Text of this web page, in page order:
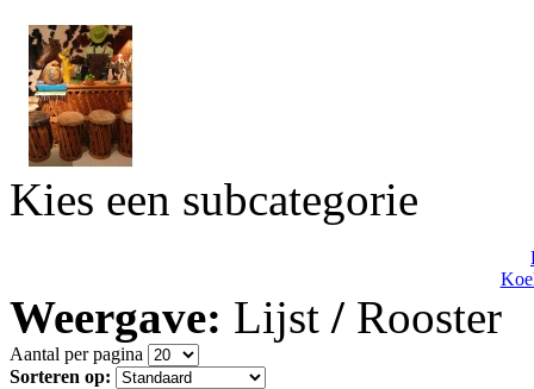
Kies een subcategorie
Weergave: Lijst / Rooster
Aantal per pagina
Sorteren op: